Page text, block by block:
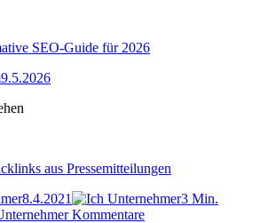
SEO-Guide für 2026
9.5.2026
aus Pressemitteilungen
8.4.2021
3 Min.
Kommentare